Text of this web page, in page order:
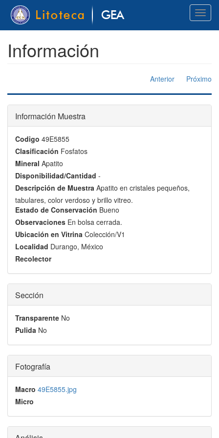
Pasar
contenido
Información
Anterior Próximo
Información Muestra
Codigo 49E5855
Clasificación Fosfatos
Mineral Apatito
Disponibilidad/Cantidad -
Descripción de Muestra Apatito en cristales pequeños,
tabulares, color verdoso y brillo vitreo.
Estado de Conservación Bueno
Observaciones En bolsa cerrada.
Ubicación en Vitrina Colección/V1
Localidad Durango, México
Recolector
Sección
Transparente No
Pulida No
Fotografía
Macro 49E5855.jpg
Micro